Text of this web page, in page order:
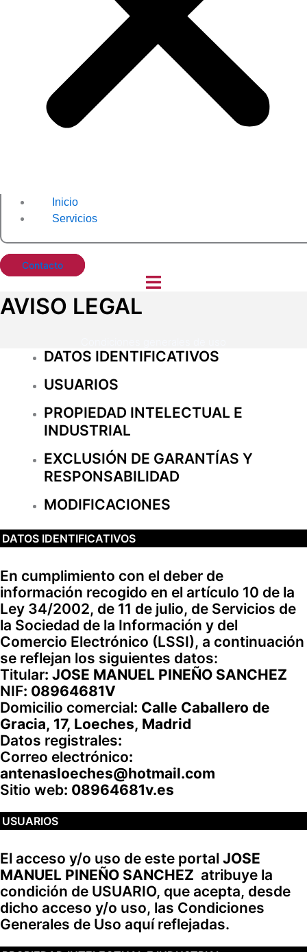
Inicio
Servicios
Contacto
AVISO LEGAL
DATOS IDENTIFICATIVOS
USUARIOS
PROPIEDAD INTELECTUAL E
INDUSTRIAL
EXCLUSIÓN DE GARANTÍAS Y
RESPONSABILIDAD
MODIFICACIONES
DATOS IDENTIFICATIVOS
En cumplimiento con el deber de
información recogido en el artículo 10 de la
Ley 34/2002, de 11 de julio, de Servicios de
la Sociedad de la Información y del
Comercio Electrónico (LSSI), a continuación
se reflejan los siguientes datos:
Titular: JOSE MANUEL PINEÑO SANCHEZ
NIF: 08964681V
Domicilio comercial: Calle Caballero de
Gracia, 17, Loeches, Madrid
Datos registrales:
Correo electrónico:
antenasloeches@hotmail.com
Sitio web: 08964681v.es
USUARIOS
El acceso y/o uso de este portal JOSE
MANUEL PINEÑO SANCHEZ atribuye la
condición de USUARIO, que acepta, desde
dicho acceso y/o uso, las Condiciones
Generales de Uso aquí reflejadas.